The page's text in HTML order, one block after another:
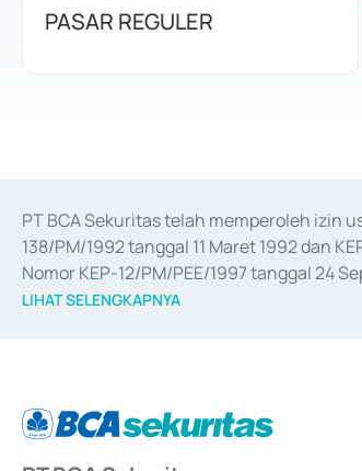
PASAR REGULER
PT BCA Sekuritas telah memperoleh izin
138/PM/1992 tanggal 11 Maret 1992 dan
Nomor KEP-12/PM/PEE/1997 tanggal 24
merger, akuisisi, divestasi, dan
LIHAT SELENGKAPNYA